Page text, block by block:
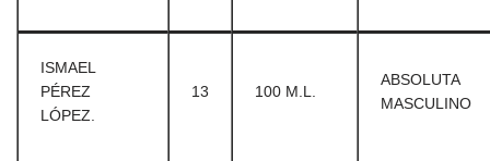
ISMAEL
PÉREZ
LÓPEZ.
13 100 M.L.
ABSOLUTA
MASCULINO